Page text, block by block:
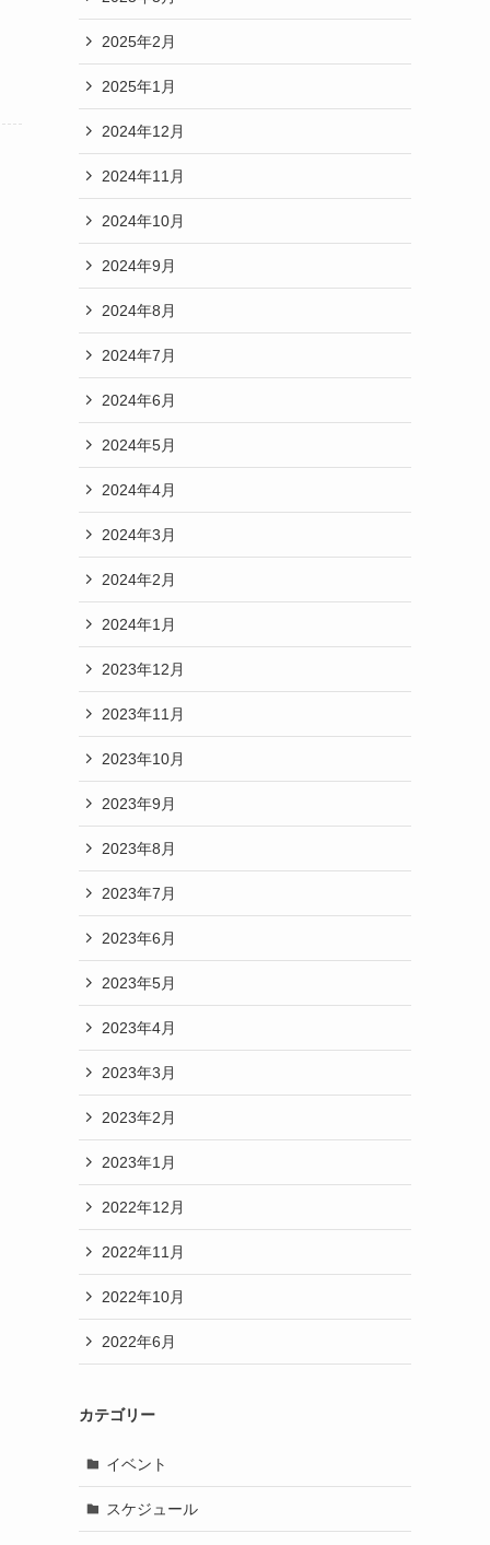
2025年2月
2025年1月
2024年12月
2024年11月
2024年10月
2024年9月
2024年8月
2024年7月
2024年6月
2024年5月
2024年4月
2024年3月
2024年2月
2024年1月
2023年12月
2023年11月
2023年10月
2023年9月
2023年8月
2023年7月
2023年6月
2023年5月
2023年4月
2023年3月
2023年2月
2023年1月
2022年12月
2022年11月
2022年10月
2022年6月
カテゴリー
イベント
スケジュール